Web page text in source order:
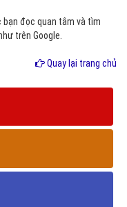
bạn đọc quan tâm và tìm
trên Google.
Quay lại trang chủ